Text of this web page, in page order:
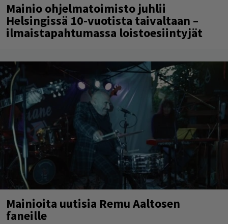
Mainio ohjelmatoimisto juhlii
Helsingissä 10-vuotista taivaltaan –
ilmaistapahtumassa loistoesiintyjät
Mainioita uutisia Remu Aaltosen
faneille